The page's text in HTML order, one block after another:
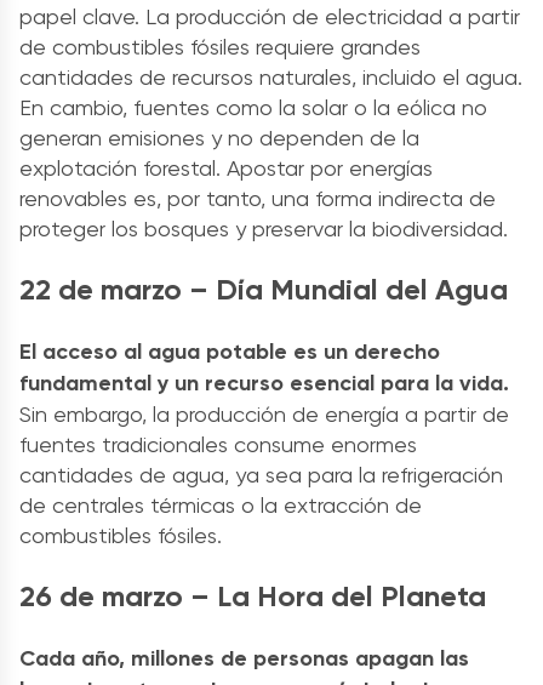
papel clave. La producción de electricidad a partir
de combustibles fósiles requiere grandes
cantidades de recursos naturales, incluido el agua.
En cambio, fuentes como la solar o la eólica no
generan emisiones y no dependen de la
explotación forestal. Apostar por energías
renovables es, por tanto, una forma indirecta de
proteger los bosques y preservar la biodiversidad.
22 de marzo – Día Mundial del Agua
El acceso al agua potable es un derecho
fundamental y un recurso esencial para la vida.
Sin embargo, la producción de energía a partir de
fuentes tradicionales consume enormes
cantidades de agua, ya sea para la refrigeración
de centrales térmicas o la extracción de
combustibles fósiles.
26 de marzo – La Hora del Planeta
Cada año, millones de personas apagan las